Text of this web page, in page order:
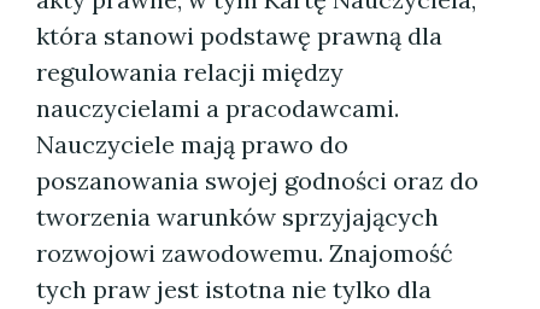
która stanowi podstawę prawną dla
regulowania relacji między
nauczycielami a pracodawcami.
Nauczyciele mają prawo do
poszanowania swojej godności oraz do
tworzenia warunków sprzyjających
rozwojowi zawodowemu. Znajomość
tych praw jest istotna nie tylko dla